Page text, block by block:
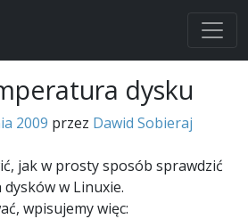
dysku
2009 przez Dawid Sobieraj
jak w prosty sposób sprawdzić
w Linuxie.
wpisujemy więc: